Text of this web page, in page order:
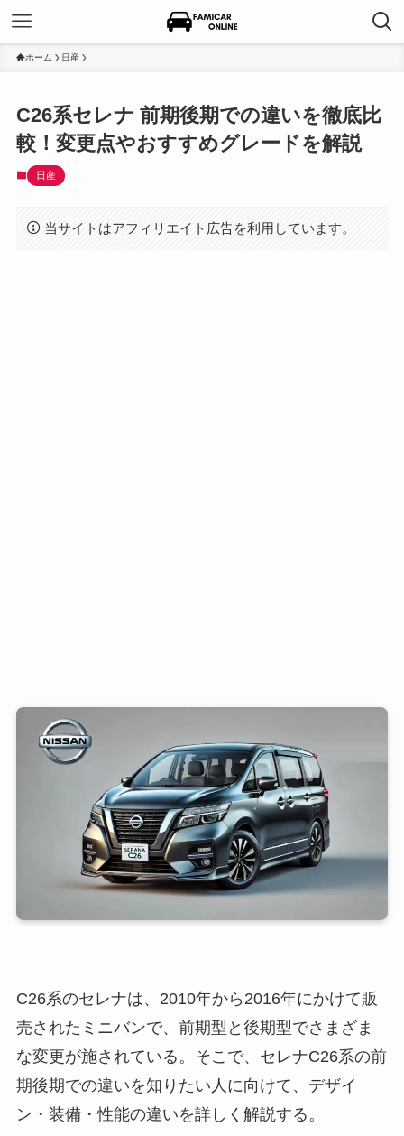
ホーム 日産
C26系セレナ 前期後期での違いを徹底比
較！変更点やおすすめグレードを解説
日産
当サイトはアフィリエイト広告を利用しています。
C26系のセレナは、2010年から2016年にかけて販
売されたミニバンで、前期型と後期型でさまざま
な変更が施されている。そこで、セレナC26系の前
期後期での違いを知りたい人に向けて、デザイ
ン・装備・性能の違いを詳しく解説する。